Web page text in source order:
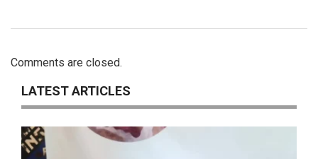
Comments are closed.
LATEST ARTICLES